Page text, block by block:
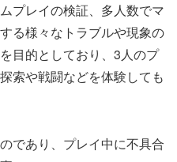
プレイの検証、多人数でマ
る様々なトラブルや現象の
目的としており、3人のプ
索や戦闘などを体験しても
であり、プレイ中に不具合